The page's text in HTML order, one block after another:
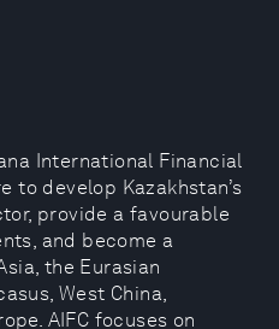
International Financial
to develop Kazakhstan’s
provide a favourable
and become a
the Eurasian
West China,
AIFC focuses on